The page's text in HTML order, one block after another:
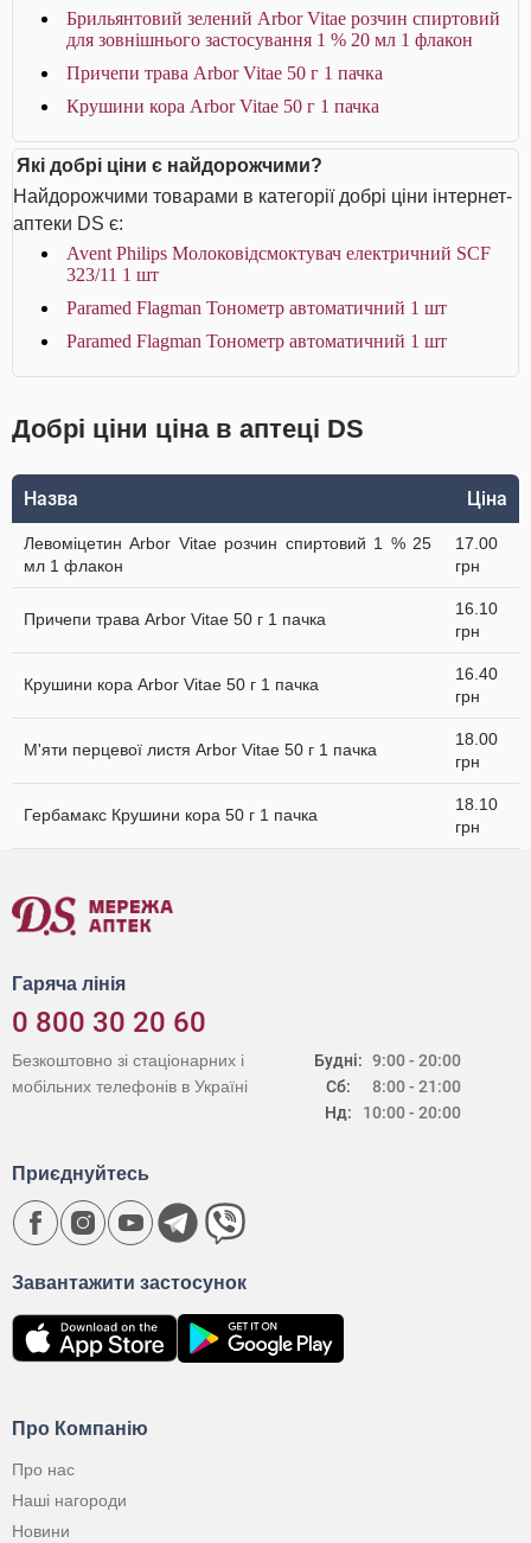
Брильянтовий зелений Arbor Vitae розчин спиртовий
для зовнішнього застосування 1 % 20 мл 1 флакон
Причепи трава Arbor Vitae 50 г 1 пачка
Крушини кора Arbor Vitae 50 г 1 пачка
Які добрі ціни є найдорожчими?
Найдорожчими товарами в категорії добрі ціни інтернет-
аптеки DS є:
Avent Philips Молоковідсмоктувач електричний SCF
323/11 1 шт
Paramed Flagman Тонометр автоматичний 1 шт
Paramed Flagman Тонометр автоматичний 1 шт
Добрі ціни ціна в аптеці DS
Назва Ціна
Левоміцетин Arbor Vitae розчин спиртовий 1 % 25
мл 1 флакон
17.00
грн
Причепи трава Arbor Vitae 50 г 1 пачка
16.10
грн
Крушини кора Arbor Vitae 50 г 1 пачка
16.40
грн
М'яти перцевої листя Arbor Vitae 50 г 1 пачка
18.00
грн
Гербамакс Крушини кора 50 г 1 пачка
18.10
грн
Гаряча лінія
0 800 30 20 60
Будні:
Сб:
Нд:
9:00 - 20:00
8:00 - 21:00
10:00 - 20:00
Безкоштовно зі стаціонарних і
мобільних телефонів в Україні
Про Компанію
Про нас
Наші нагороди
Новини
Завантажити застосунок
Приєднуйтесь